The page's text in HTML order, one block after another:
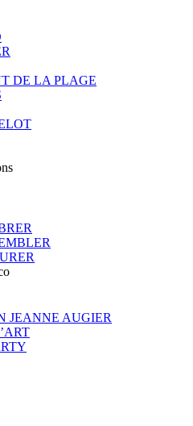
DE LA PLAGE
JEANNE AUGIER